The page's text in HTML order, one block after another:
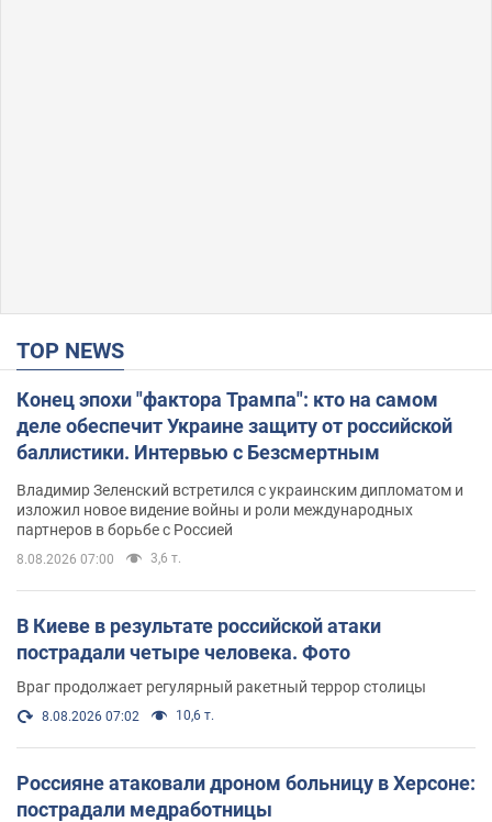
TOP NEWS
Конец эпохи "фактора Трампа": кто на самом
деле обеспечит Украине защиту от российской
баллистики. Интервью с Безсмертным
Владимир Зеленский встретился с украинским дипломатом и
изложил новое видение войны и роли международных
партнеров в борьбе с Россией
8.08.2026 07:00 3,6 т.
В Киеве в результате российской атаки
пострадали четыре человека. Фото
Враг продолжает регулярный ракетный террор столицы
8.08.2026 07:02 10,6 т.
Россияне атаковали дроном больницу в Херсоне:
пострадали медработницы